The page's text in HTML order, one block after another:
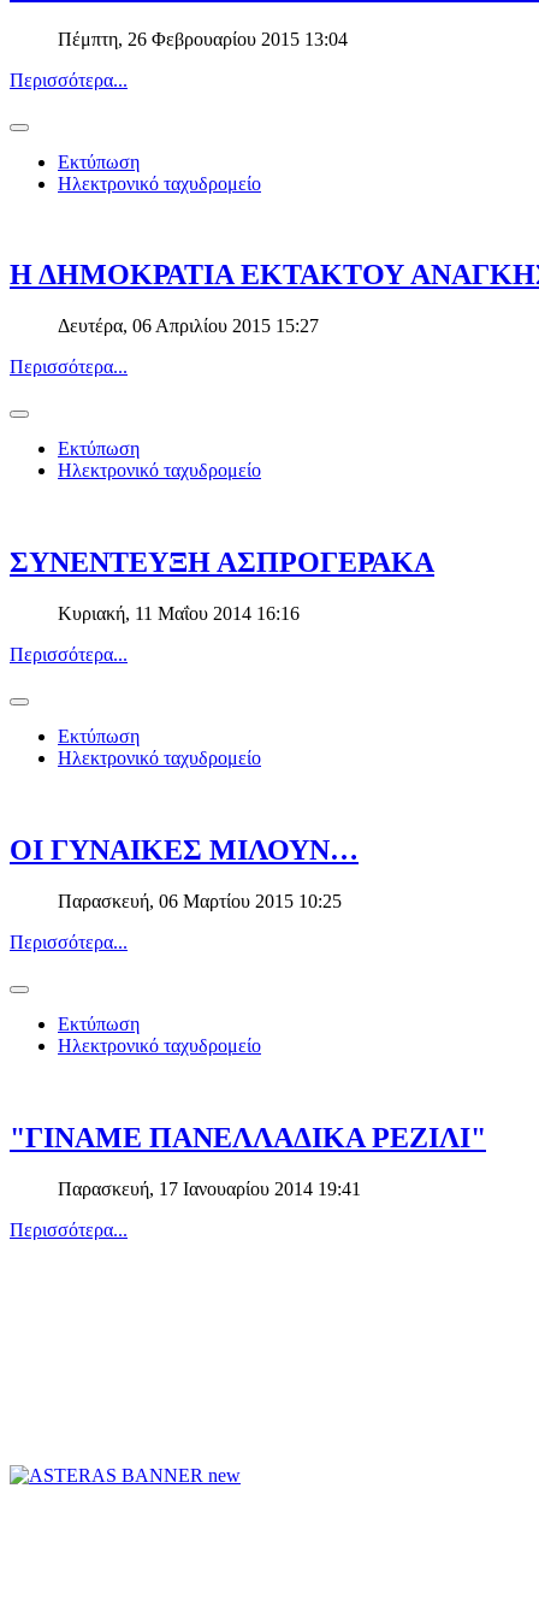
Πέμπτη, 26 Φεβρουαρίου 2015 13:04
Περισσότερα...
Εκτύπωση
Ηλεκτρονικό ταχυδρομείο
Η ΔΗΜΟΚΡΑΤΙΑ ΕΚΤΑΚΤΟΥ
Δευτέρα, 06 Απριλίου 2015 15:27
Περισσότερα...
Εκτύπωση
Ηλεκτρονικό ταχυδρομείο
ΣΥΝΕΝΤΕΥΞΗ ΑΣΠΡΟΓΕΡΑΚΑ
Κυριακή, 11 Μαΐου 2014 16:16
Περισσότερα...
Εκτύπωση
Ηλεκτρονικό ταχυδρομείο
ΟΙ ΓΥΝΑΙΚΕΣ ΜΙΛΟΥΝ…
Παρασκευή, 06 Μαρτίου 2015 10:25
Περισσότερα...
Εκτύπωση
Ηλεκτρονικό ταχυδρομείο
"ΓΙΝΑΜΕ ΠΑΝΕΛΛΑΔΙΚΑ ΡΕΖΙΛΙ"
Παρασκευή, 17 Ιανουαρίου 2014 19:41
Περισσότερα...